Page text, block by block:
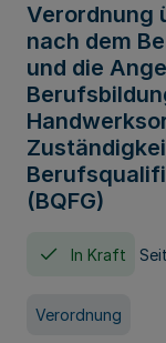
Verordnung
nach dem
und die
(BQFG)
In Kraft
Verordnung